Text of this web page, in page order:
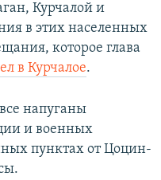
Курчалой и
в этих населенных
которое глава
в Курчалое.
напуганы
и военных
пунктах от Цоцин-